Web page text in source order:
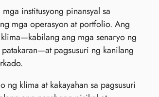
institusyong pinansyal sa
mga operasyon at portfolio. Ang
ang mga senaryo ng
pagsusuri ng kanilang
ng klima at kakayahan sa pagsusuri